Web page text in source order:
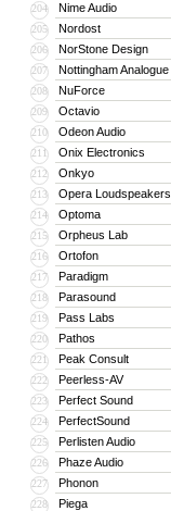
204 Nime Audio
205 Nordost
206 NorStone Design
207 Nottingham Analogue
208 NuForce
209 Octavio
210 Odeon Audio
211 Onix Electronics
212 Onkyo
213 Opera Loudspeakers
214 Optoma
215 Orpheus Lab
216 Ortofon
217 Paradigm
218 Parasound
219 Pass Labs
220 Pathos
221 Peak Consult
222 Peerless-AV
223 Perfect Sound
224 PerfectSound
225 Perlisten Audio
226 Phaze Audio
227 Phonon
228 Piega